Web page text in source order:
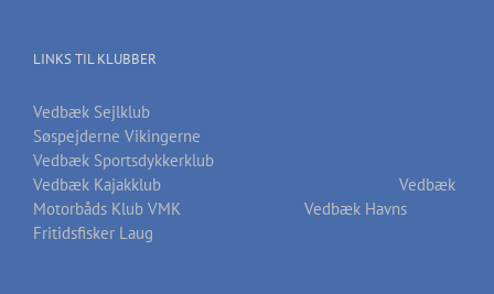
LINKS TIL KLUBBER
Vedbæk Sejlklub
Søspejderne Vikingerne
Vedbæk Sportsdykkerklub
Vedbæk Kajakklub
Vedbæk
Motorbåds Klub VMK
Vedbæk Havns
Fritidsfisker Laug